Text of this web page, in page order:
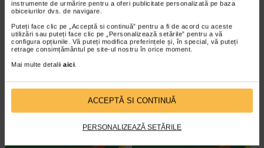
instrumente de urmărire pentru a oferi publicitate personalizată pe baza
obiceiurilor dvs. de navigare.
Puteți face clic pe „Acceptă si continuă” pentru a fi de acord cu aceste
utilizări sau puteți face clic pe „Personalizează setările” pentru a vă
configura opțiunile. Vă puteți modifica preferințele și, în special, vă puteți
retrage consimțământul pe site-ul nostru în orice moment.
Mai multe detalii aici
ACCEPTĂ SI CONTINUĂ
PERSONALIZEAZĂ SETĂRILE
Naturalis
Suplimentul alimentar cu D-
manoza, extract din fructe de afin
supliment alimentar vegan, fara